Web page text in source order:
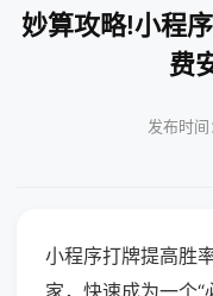
妙算攻略!小程
费
发布时
小程序打牌提高胜
家，快速成为一个